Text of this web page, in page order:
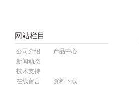
网站栏目
公司介绍
产品中心
新闻动态
技术支持
在线留言
资料下载